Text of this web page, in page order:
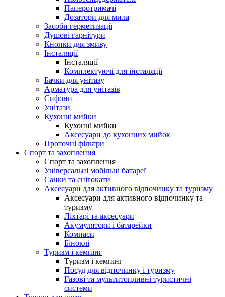
Паперотримачі
Дозатори для мила
Засоби герметизації
Душові гарнітури
Кнопки для змиву
Інсталяції
Інсталяції
Комплектуючі для інсталяції
Бачки для унітазу
Арматура для унітазів
Сифони
Унітази
Кухонні мийки
Кухонні мийки
Аксесуари до кухонних мийок
Проточні фільтри
Спорт та захоплення
Спорт та захоплення
Універсальні мобільні батареї
Санки та снігокати
Аксесуари для активного відпочинку та туризму
Аксесуари для активного відпочинку та
туризму
Ліхтарі та аксесуари
Акумулятори і батарейки
Компаси
Біноклі
Туризм і кемпінг
Туризм і кемпінг
Посуд для відпочинку і туризму
Газові та мультитопливні туристичні
системи